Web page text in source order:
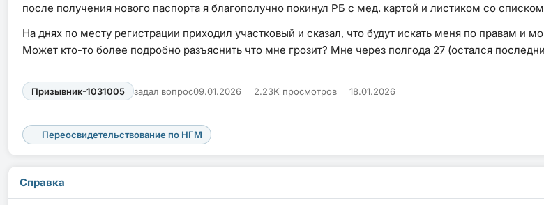
после получения нового паспорта я благополучно покинул РБ с мед. картой и листиком со
На днях по месту регистрации приходил участковый и сказал, что будут искать меня по правам и
Может кто-то более подробно разъяснить что мне грозит? Мне через полгода 27 (остался
Призывник-1031005 задал вопрос09.01.2026 2.23K просмотров 18.01.2026
Переосвидетельствование по НГМ
Справка